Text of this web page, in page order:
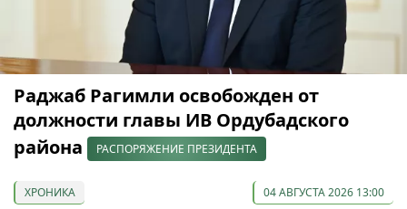
Раджаб Рагимли освобожден от
должности главы ИВ Ордубадского
района
РАСПОРЯЖЕНИЕ ПРЕЗИДЕНТА
ХРОНИКА 04 АВГУСТА 2026 13:00